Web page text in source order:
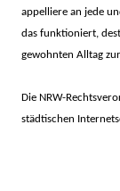
appelliere an jede
das funktioniert,
gewohnten Alltag
Die NRW-
städtischen